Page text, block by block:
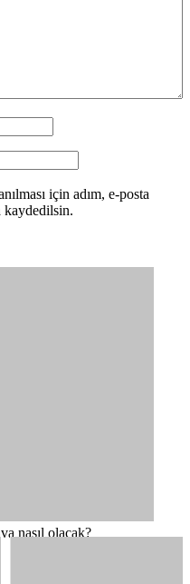
için adım, e-posta
kaydedilsin.
nasıl olacak?